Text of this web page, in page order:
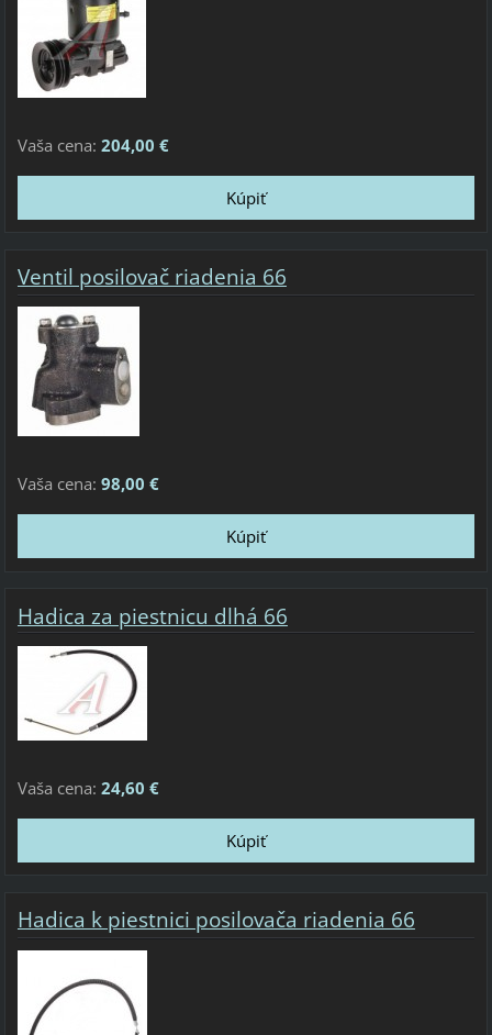
Vaša cena: 204,00 €
Ventil posilovač riadenia 66
Vaša cena: 98,00 €
Hadica za piestnicu dlhá 66
Vaša cena: 24,60 €
Hadica k piestnici posilovača riadenia 66